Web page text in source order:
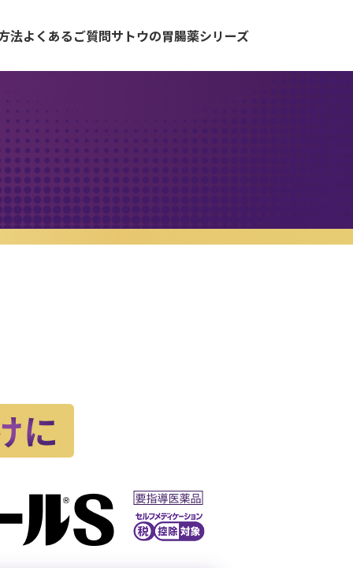
法よくあるご質問サトウの胃腸薬シリーズ